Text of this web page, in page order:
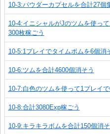
10-3:パウダーカプセルを合計27個
10-4:イニシャルがJのツムを使っ
300枚稼ごう
10-5:1プレイでタイムボムを6個消
10-6:ツムを合計4600個消そう
10-7:白色のツムを使って1プレイ
10-8:合計3080Exp稼ごう
10-9:キラキラボムを合計150個消そ